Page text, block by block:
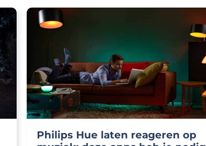
Philips Hue laten reageren op